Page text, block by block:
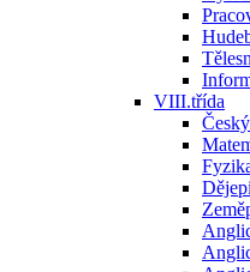
VIII.třída